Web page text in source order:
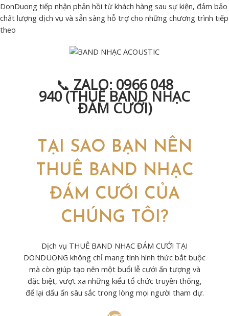
DonDuong tiếp nhận phản hồi từ khách hàng sau sự kiện, đảm bảo
chất lượng dịch vụ và sẵn sàng hỗ trợ cho những chương trình tiếp
theo
📞 ZALO: 0966 048
940(THUÊ BAND NHẠC
ĐÁM CƯỚI)
TẠI SAO BẠN NÊN
THUÊ BAND NHẠC
ĐÁM CƯỚI CỦA
CHÚNG TÔI?
Dịch vụ THUÊ BAND NHẠC ĐÁM CƯỚI TẠI
DONDUONG không chỉ mang tính hình thức bắt buộc
mà còn giúp tạo nên một buổi lễ cưới ấn tượng và
đặc biệt, vượt xa những kiểu tổ chức truyền thống,
để lại dấu ấn sâu sắc trong lòng mọi người tham dự.